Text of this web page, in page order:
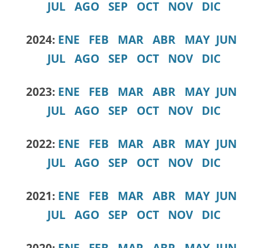
JUL AGO SEP OCT NOV DIC
2024: ENE FEB MAR ABR MAY JUN
JUL
AGO SEP OCT NOV DIC
2023: ENE FEB MAR ABR MAY JUN
JUL
AGO SEP OCT NOV DIC
2022: ENE FEB MAR ABR MAY JUN
JUL
AGO SEP OCT NOV DIC
2021: ENE FEB MAR ABR MAY JUN
JUL
AGO SEP OCT NOV DIC